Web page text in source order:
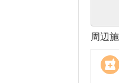
周辺
local_pharmacy